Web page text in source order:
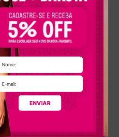
ENVIAR
Em até 5 x R$33,98sem juros